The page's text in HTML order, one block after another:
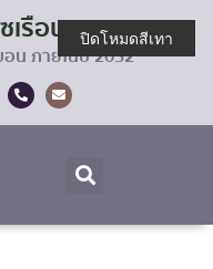
รือนกระจก
น ภายในปี 2032"
ปิดโหมดสีเทา